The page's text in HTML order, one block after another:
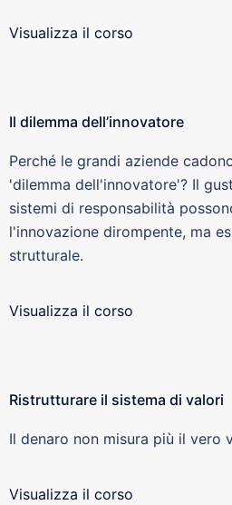
Visualizza il corso
Il dilemma dell’innovatore
Perché le grandi aziende
'dilemma dell'innovatore'? Il
sistemi di responsabilità
l'innovazione dirompente, ma
strutturale.
Visualizza il corso
Ristrutturare il sistema di valori
Il denaro non misura più il vero
Visualizza il corso